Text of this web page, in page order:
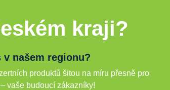
kraji?
našem regionu?
produktů šitou na míru přesně pro
vaše budoucí zákazníky!